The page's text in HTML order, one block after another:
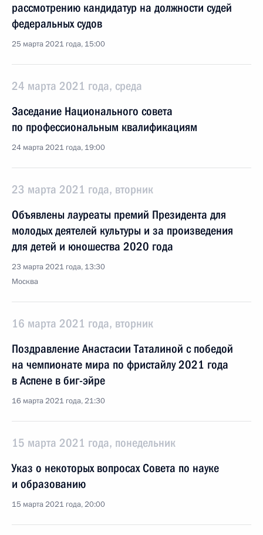
рассмотрению кандидатур на должности судей
федеральных судов
25 марта 2021 года, 15:00
24 марта 2021 года, среда
Заседание Национального совета
по профессиональным квалификациям
24 марта 2021 года, 19:00
23 марта 2021 года, вторник
Объявлены лауреаты премий Президента для
молодых деятелей культуры и за произведения
для детей и юношества 2020 года
23 марта 2021 года, 13:30
Москва
16 марта 2021 года, вторник
Поздравление Анастасии Таталиной с победой
на чемпионате мира по фристайлу 2021 года
в Аспене в биг-эйре
16 марта 2021 года, 21:30
15 марта 2021 года, понедельник
Указ о некоторых вопросах Совета по науке
и образованию
15 марта 2021 года, 20:00